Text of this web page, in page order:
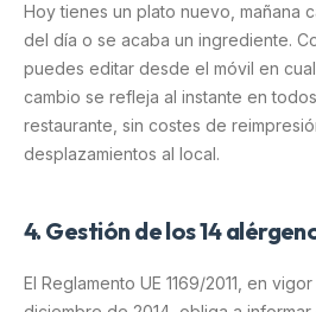
Hoy tienes un plato nuevo, mañana
del día o se acaba un ingrediente.
puedes editar desde el móvil en
cambio se refleja al instante en
restaurante, sin costes de
desplazamientos al local.
4. Gestión de los 14
El Reglamento UE 1169/2011, en